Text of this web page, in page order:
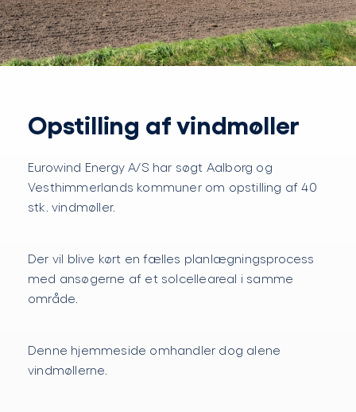
Opstilling af vindmøller
Eurowind Energy A/S har søgt Aalborg og
Vesthimmerlands kommuner om opstilling af 40
stk. vindmøller.
Der vil blive kørt en fælles planlægningsprocess
med ansøgerne af et solcelleareal i samme
område.
Denne hjemmeside omhandler dog alene
vindmøllerne.